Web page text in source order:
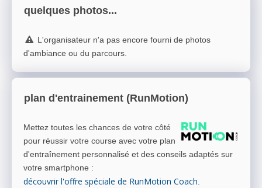
quelques photos...
L'organisateur n'a pas encore fourni de photos
d'ambiance ou du parcours.
plan d'entrainement (RunMotion)
Mettez toutes les chances de votre côté
pour réussir votre course avec votre plan
d'entraînement personnalisé et des conseils adaptés sur
votre smartphone :
découvrir l'offre spéciale de RunMotion Coach.